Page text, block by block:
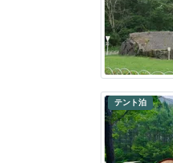
テント泊